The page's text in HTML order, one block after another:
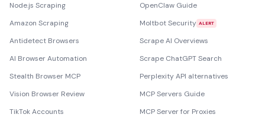
Node.js Scraping
Amazon Scraping
Antidetect Browsers
AI Browser Automation
Stealth Browser MCP
Vision Browser Review
TikTok Accounts
OpenClaw Guide
Moltbot Security ALERT
Scrape AI Overviews
Scrape ChatGPT Search
Perplexity API alternatives
MCP Servers Guide
MCP Server for Proxies